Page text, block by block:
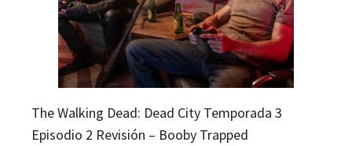
The Walking Dead: Dead City Temporada 3
Episodio 2 Revisión – Booby Trapped